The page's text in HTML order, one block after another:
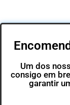
Um dos
consigo em
garantir